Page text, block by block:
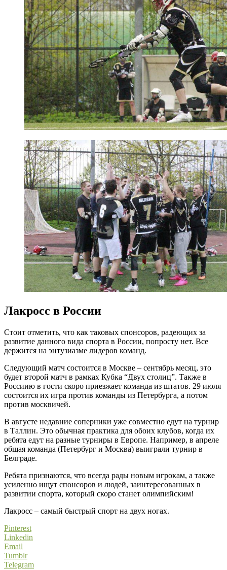
Лакросс в России
Стоит отметить, что как таковых спонсоров, радеющих за
развитие данного вида спорта в России, попросту нет. Все
держится на энтузиазме лидеров команд.
Следующий матч состоится в Москве – сентябрь месяц, это
будет второй матч в рамках Кубка “Двух столиц”. Также в
Россиию в гости скоро приезжает команда из штатов. 29 июля
состоится их игра против команды из Петербурга, а потом
против москвичей.
В августе недавние соперники уже совместно едут на турнир
в Таллин. Это обычная практика для обоих клубов, когда их
ребята едут на разные турниры в Европе. Например, в апреле
общая команда (Петербург и Москва) выиграли турнир в
Белграде.
Ребята признаются, что всегда рады новым игрокам, а также
усиленно ищут спонсоров и людей, заинтересованных в
развитии спорта, который скоро станет олимпийским!
Лакросс – самый быстрый спорт на двух ногах.
Pinterest
Linkedin
Email
Tumblr
Telegram